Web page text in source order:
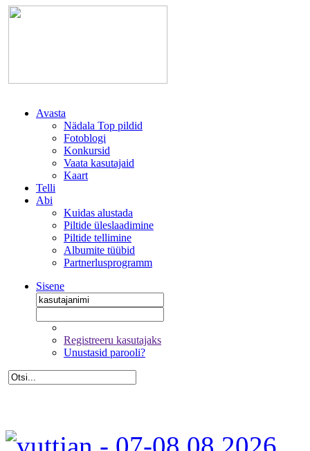
Avasta
Nädala Top pildid
Fotoblogi
Konkursid
Vaata kasutajaid
Kaart
Telli
Abi
Kuidas alustada
Piltide üleslaadimine
Piltide tellimine
Albumite tüübid
Partnerlusprogramm
Sisene
Registreeru kasutajaks
Unustasid parooli?